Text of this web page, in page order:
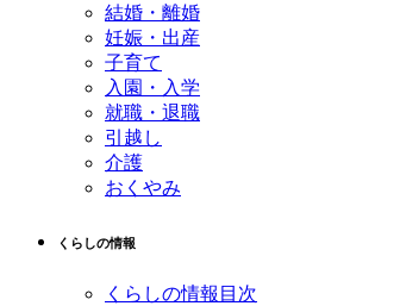
結婚・離婚
妊娠・出産
子育て
入園・入学
就職・退職
引越し
介護
おくやみ
くらしの情報
くらしの情報目次